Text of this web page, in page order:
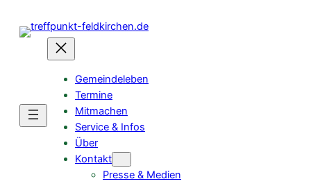
Inhalt
Gemeindeleben
Termine
Mitmachen
Service & Infos
Über
Kontakt
Presse & Medien